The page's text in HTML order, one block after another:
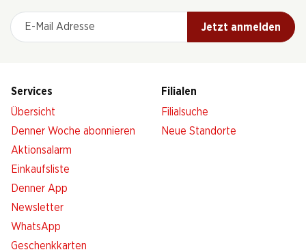
E-Mail Adresse
Jetzt anmelden
Services
Übersicht
Denner Woche abonnieren
Aktionsalarm
Einkaufsliste
Denner App
Newsletter
WhatsApp
Geschenkkarten
Filialen
Filialsuche
Neue Standorte